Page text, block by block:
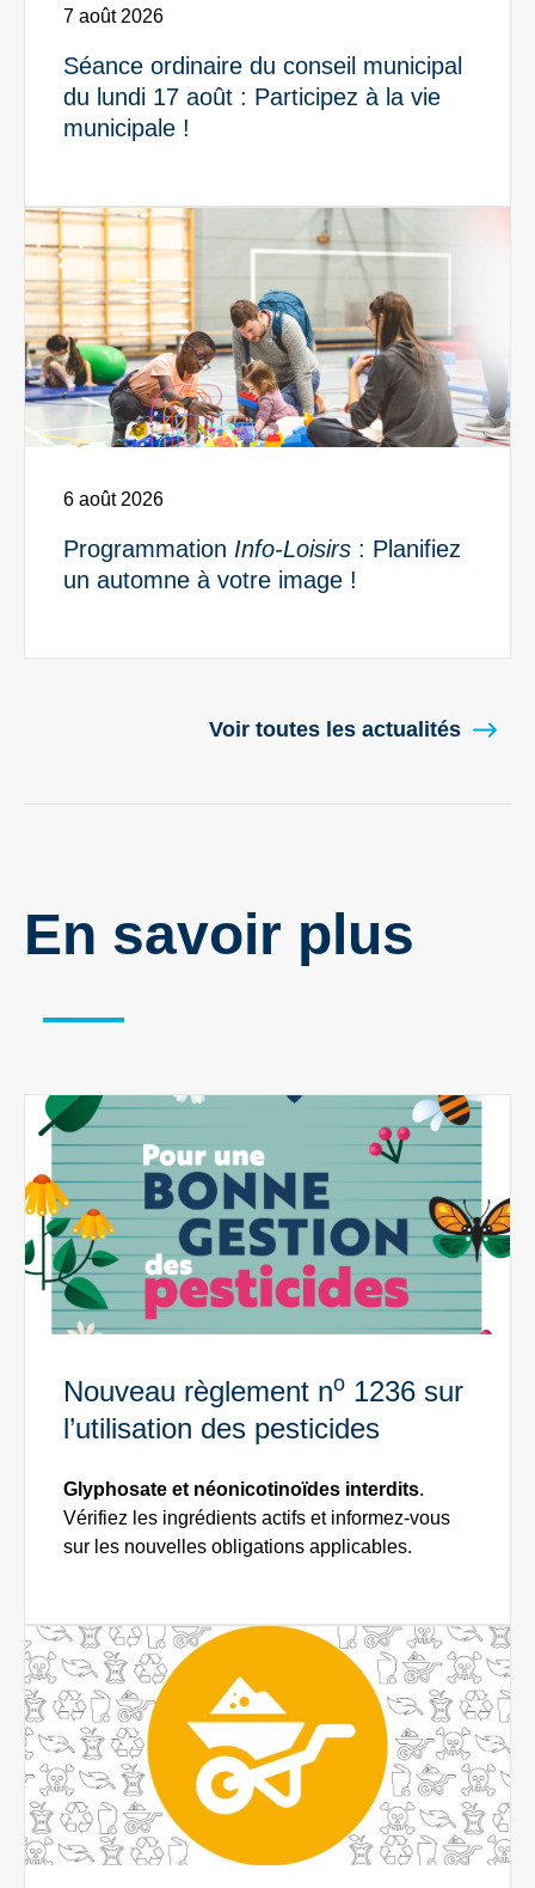
7 août 2026
Séance ordinaire du conseil municipal
du lundi 17 août : Participez à la vie
municipale !
6 août 2026
Programmation Info-Loisirs : Planifiez
un automne à votre image !
Voir toutes les actualités
En savoir plus
Nouveau règlement no 1236 sur
l’utilisation des pesticides
Glyphosate et néonicotinoïdes interdits.
Vérifiez les ingrédients actifs et informez-vous
sur les nouvelles obligations applicables.